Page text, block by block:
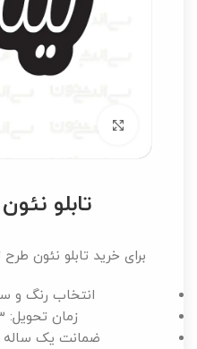
تابلو
برای خرید تابلو نئون
انتخاب رنگ و
زمان تحویل: 3 تا 5 روز کاری
ضمانت یک ساله